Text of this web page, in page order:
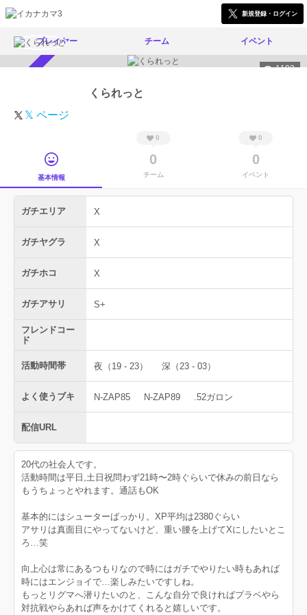
新規登録・ログイン
プレイヤー チーム イベント
1193
くられっと
𝕏 ページ
基本情報
0
0
チーム
0
0
イベント
ガチエリア X
ガチヤグラ X
ガチホコ X
ガチアサリ S+
フレンドコー
ド
活動時間帯 夜（19 - 23） 深（23 - 03）
よく使うブキ N-ZAP85 N-ZAP89 .52ガロン
配信URL
20代の社会人です。
活動時間は平日,土日祝問わず21時〜2時ぐらいで休みの前日なら
もうちょっとやれます。通話もOK
基本的にはシューターばっかり。XP平均は2380ぐらい
アサリは真面目にやってないけど、重い腰を上げてXにしたいとこ
ろ…笑
向上心は常にあるつもりなので時にはガチでやりたい時もあれば
時にはエンジョイで…楽しみたいですしね。
もっとリグマへ潜りたいのと、こんな自分で良ければプラベやら
対抗戦やらあれば声をかけてくれると嬉しいです。